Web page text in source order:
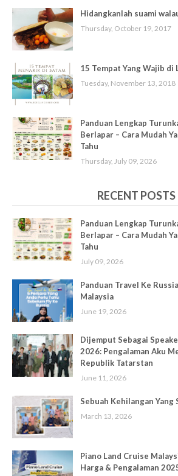
Hidangkanlah suami
Thursday, October 19, 2017
15 Tempat Yang Wajib di
Tuesday, November 13, 2018
Panduan Lengkap
Berlapar – Cara Mudah
Tahu
Thursday, July 09, 2026
RECENT POSTS
Panduan Lengkap
Berlapar – Cara Mudah
Tahu
July 09, 2026
Panduan Travel Ke
Malaysia
June 19, 2026
Dijemput Sebagai
2026: Pengalaman Aku
Republik Tatarstan
June 11, 2026
Sebuah Kehilangan
March 13, 2026
Piano Land Cruise
Harga & Pengalaman